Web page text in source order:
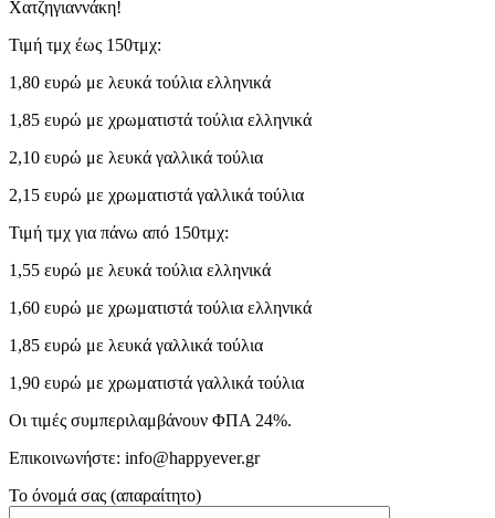
Χατζηγιαννάκη!
Τιμή τμχ έως 150τμχ:
1,80 ευρώ με λευκά τούλια ελληνικά
1,85 ευρώ με χρωματιστά τούλια ελληνικά
2,10 ευρώ με λευκά γαλλικά τούλια
2,15 ευρώ με χρωματιστά γαλλικά τούλια
Τιμή τμχ για πάνω από 150τμχ:
1,55 ευρώ με λευκά τούλια ελληνικά
1,60 ευρώ με χρωματιστά τούλια ελληνικά
1,85 ευρώ με λευκά γαλλικά τούλια
1,90 ευρώ με χρωματιστά γαλλικά τούλια
Οι τιμές συμπεριλαμβάνουν ΦΠΑ 24%.
Επικοινωνήστε: info@happyever.gr
Το όνομά σας (απαραίτητο)